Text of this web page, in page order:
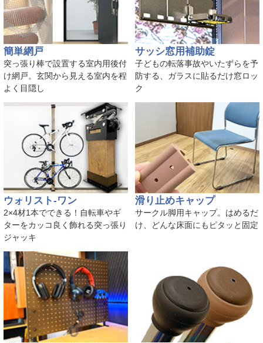
簡単網戸
突っ張り棒で設置する室内用後付
け網戸。玄関から見える室内を程
よく目隠し
サッシ窓用補助錠
子どもの転落事故やいたずらを予
防する、ガラスに貼るだけ窓ロッ
ク
ウォリスト-ワン
2×4材1本でできる！自転車やギ
ターをカッコ良く飾れる突っ張り
ジャッキ
滑り止めキャップ
サークル脚用キャップ。はめるだ
け、どんな床面にもピタッと固定